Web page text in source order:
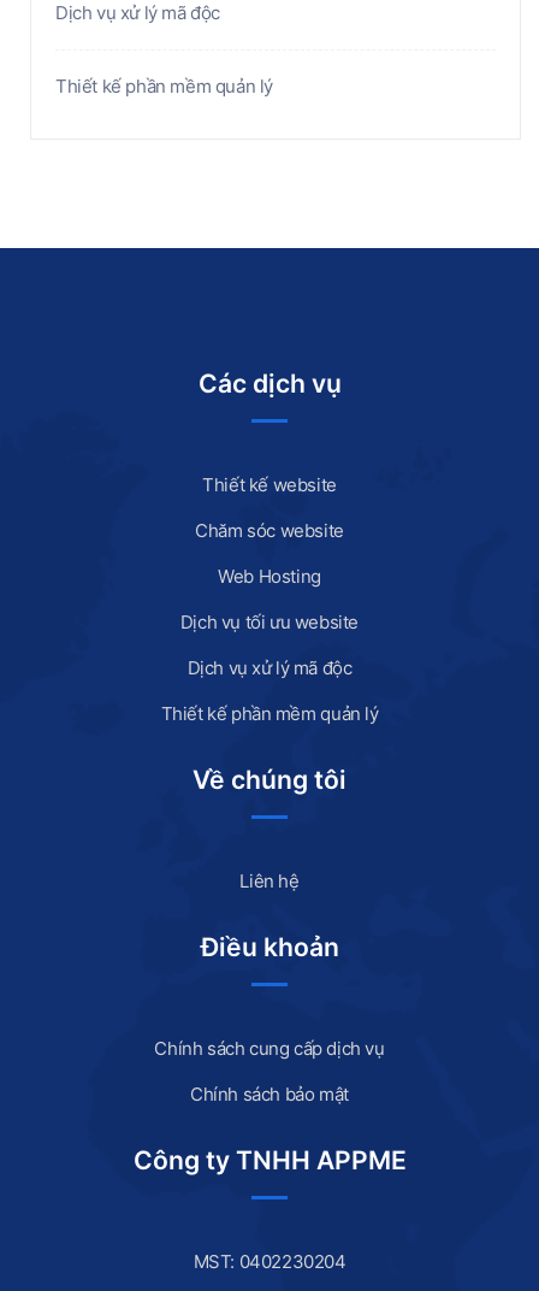
Dịch vụ xử lý mã độc
Thiết kế phần mềm quản lý
Các dịch vụ
Thiết kế website
Chăm sóc website
Web Hosting
Dịch vụ tối ưu website
Dịch vụ xử lý mã độc
Thiết kế phần mềm quản lý
Về chúng tôi
Liên hệ
Điều khoản
Chính sách cung cấp dịch vụ
Chính sách bảo mật
Công ty TNHH APPME
MST: 0402230204